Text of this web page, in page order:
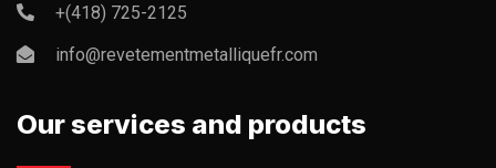
+(418) 725-2125
info@revetementmetalliquefr.com
Our services and products